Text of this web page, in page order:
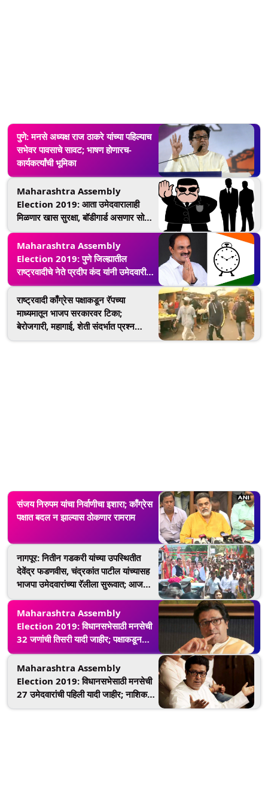
पुणे: मनसे अध्यक्ष राज ठाकरे यांच्या पहिल्याच
सभेवर पावसाचे सावट; भाषण होणारच-
कार्यकर्त्यांची भूमिका
Maharashtra Assembly
Election 2019: आता उमेदवारालाही
मिळणार खास सुरक्षा, बॉडीगार्ड असणार सोबत;
घाटकोपर येथील प्रकरणानंतरचा निर्णय
Maharashtra Assembly
Election 2019: पुणे जिल्ह्यातील
राष्ट्रवादीचे नेते प्रदीप कंद यांनी उमेदवारी
अर्ज घेतला मागे
राष्ट्रवादी काँग्रेस पक्षाकडून रॅपच्या
माध्यमातून भाजप सरकारवर टिका;
बेरोजगारी, महागाई, शेती संदर्भात प्रश्न
संजय निरुपम यांचा निर्वाणीचा इशारा; काँग्रेस
पक्षात बदल न झाल्यास ठोकणार रामराम
नागपूर: नितीन गडकरी यांच्या उपस्थितीत
देवेंद्र फडणवीस, चंद्रकांत पाटील यांच्यासह
भाजपा उमेदवारांच्या रॅलीला सुरूवात; आज
भरणार विधानसभेसाठी उमेदवारी अर्ज
Maharashtra Assembly
Election 2019: विधानसभेसाठी मनसेची
32 जणांची तिसरी यादी जाहीर; पक्षाकडून
आतापर्यंत 104 उमेदवार रिंगणात
Maharashtra Assembly
Election 2019: विधानसभेसाठी मनसेची
27 उमेदवारांची पहिली यादी जाहीर; नाशिक,